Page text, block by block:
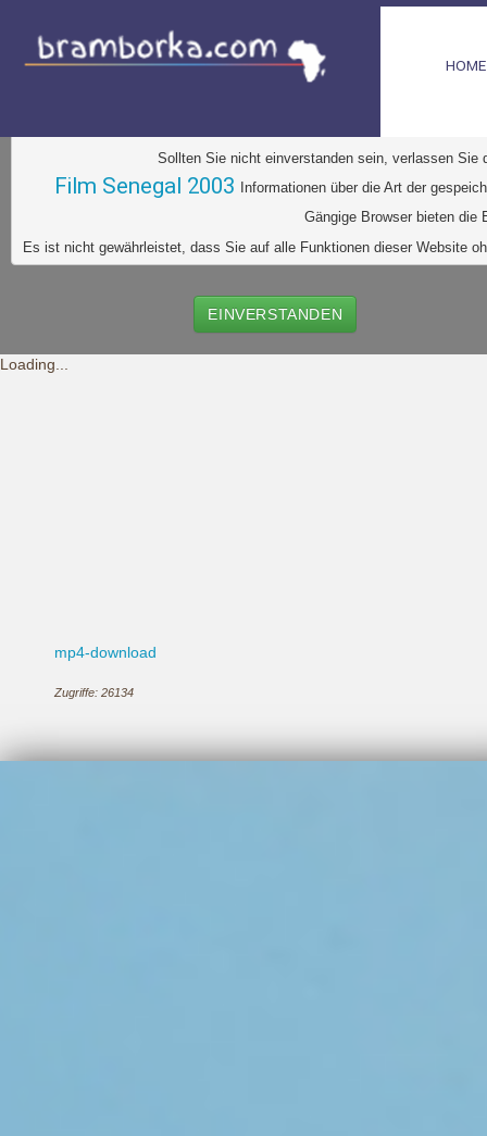
Diese Website verwendet Cookies. Dabei handelt es
Sollten Sie nicht einverstanden sein, verlassen
Informationen über die Art der
Gängige Browser bieten
Es ist nicht gewährleistet, dass Sie auf alle Funktionen dieser Website
EINVERSTANDEN
Loading...
HOME
Film Senegal 2003
mp4-download
Zugriffe: 26134